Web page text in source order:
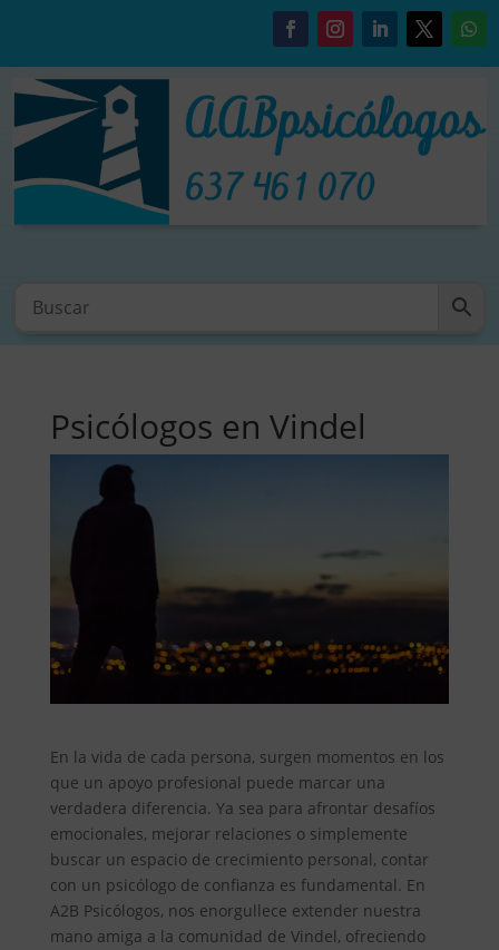
Psicólogos en Vindel
En la vida de cada persona, surgen momentos en los
que un apoyo profesional puede marcar una
verdadera diferencia. Ya sea para afrontar desafíos
emocionales, mejorar relaciones o simplemente
buscar un espacio de crecimiento personal, contar
con un psicólogo de confianza es fundamental. En
A2B Psicólogos, nos enorgullece extender nuestra
mano amiga a la comunidad de Vindel, ofreciendo